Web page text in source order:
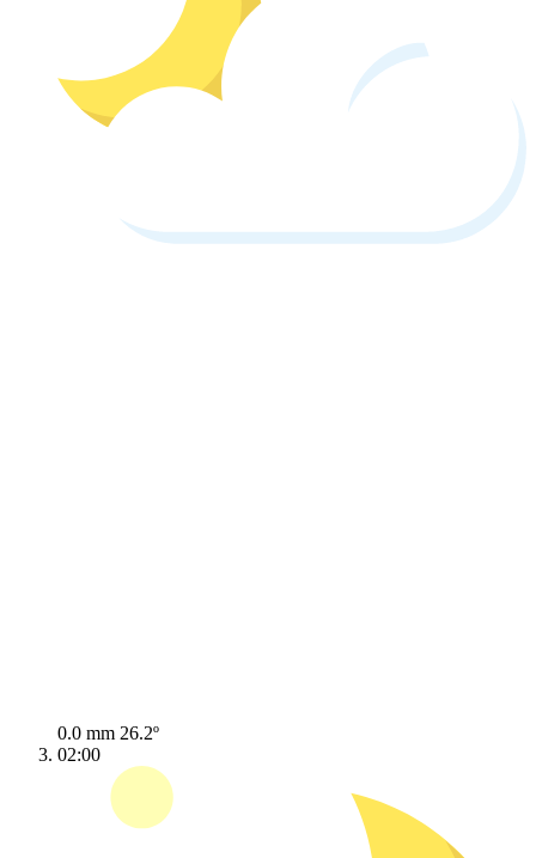
0.0 mm 26.2º
02:00